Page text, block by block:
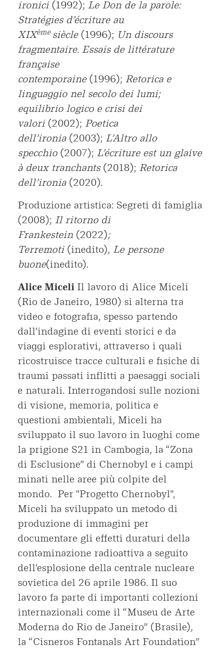
ironici (1992); Le Don de la parole:
Stratégies d’écriture au
XIXème siècle(1996); Un discours
fragmentaire. Essais de littérature
française
contemporaine(1996); Retorica e
linguaggio nel secolo dei lumi;
equilibrio logico e crisi dei
valori(2002); Poetica
dell’ironia(2003); L’Altro allo
specchio(2007); L’écriture est un glaive
à deux tranchants(2018); Retorica
dell’ironia(2020).
Produzione artistica: Segreti di famiglia
(2008); Il ritorno di
Frankestein (2022);
Terremoti(inedito), Le persone
buone(inedito).
Alice Miceli Il lavoro di Alice Miceli
(Rio de Janeiro, 1980) si alterna tra
video e fotografia, spesso partendo
dall'indagine di eventi storici e da
viaggi esplorativi, attraverso i quali
ricostruisce tracce culturali e fisiche di
traumi passati inflitti a paesaggi sociali
e naturali. Interrogandosi sulle nozioni
di visione, memoria, politica e
questioni ambientali, Miceli ha
sviluppato il suo lavoro in luoghi come
la prigione S21 in Cambogia, la “Zona
di Esclusione” di Chernobyl e i campi
minati nelle aree più colpite del
mondo. Per "Progetto Chernobyl",
Miceli ha sviluppato un metodo di
produzione di immagini per
documentare gli effetti duraturi della
contaminazione radioattiva a seguito
dell'esplosione della centrale nucleare
sovietica del 26 aprile 1986. Il suo
lavoro fa parte di importanti collezioni
internazionali come il “Museu de Arte
Moderna do Rio de Janeiro” (Brasile),
la “Cisneros Fontanals Art Foundation”